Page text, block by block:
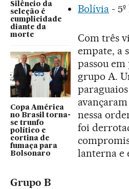
Silêncio da
seleção é
cumplicidade
diante da
morte
Copa América
no Brasil torna-
se trunfo
político e
cortina de
fumaça para
Bolsonaro
Bolívia -
Com três
empate, a
passou
grupo A.
nessa
foi
lanterna e
Grupo B